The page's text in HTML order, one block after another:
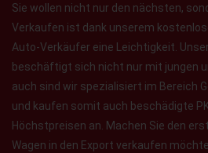
Sie wollen nicht nur den nächsten,
Verkaufen ist dank unserem
Auto-Verkäufer eine Leichtigkeit.
beschäftigt sich nicht nur mit jungen
auch sind wir spezialisiert im Bereich
und kaufen somit auch beschädigte
Höchstpreisen an. Machen Sie den
Wagen in den Export verkaufen